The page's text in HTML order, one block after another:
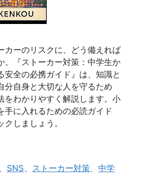
カーのリスクに、どう備えれば
。『ストーカー対策：中学生か
安全の必携ガイド』は、知識と
分自身と大切な人を守るため
をわかりやすく解説します。小
手に入れるための必読ガイド
しましょう。
、 SNS、 ストーカー対策、 中学